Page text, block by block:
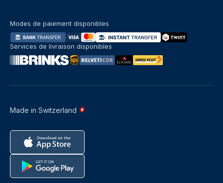
Made in Switzerland
Modes de paiement disponibles
Services de livraison disponibles